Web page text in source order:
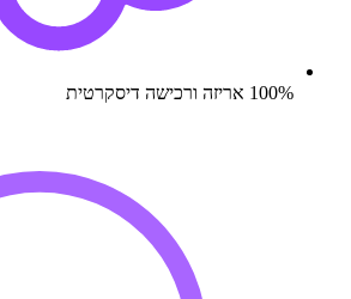
100% אריזה ורכישה דיסקרטית